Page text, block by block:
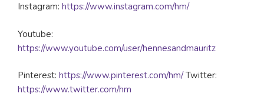
Instagram: https://www.instagram.com/hm/
Youtube:
https://www.youtube.com/user/hennesandmauritz
Pinterest: https://www.pinterest.com/hm/Twitter:
https://www.twitter.com/hm